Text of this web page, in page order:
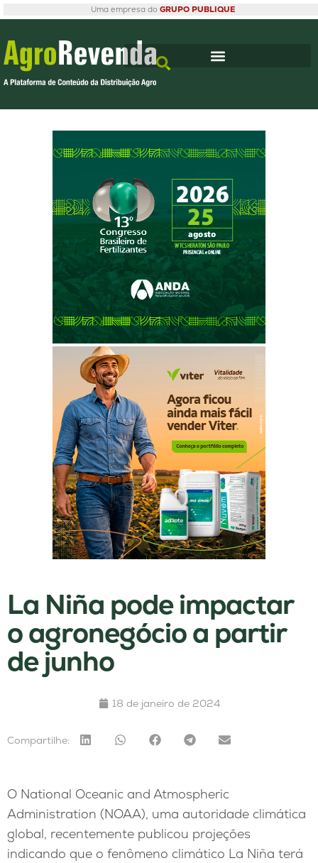
Uma empresa do GRUPO PUBLIQUE
La Niña pode impactar
o agronegócio a partir
de junho
18 de janeiro de 2024
Compartilhe:
O National Oceanic and Atmospheric
Administration (NOAA), uma autoridade climática
global, recentemente publicou projeções
indicando que o fenômeno climático La Niña terá